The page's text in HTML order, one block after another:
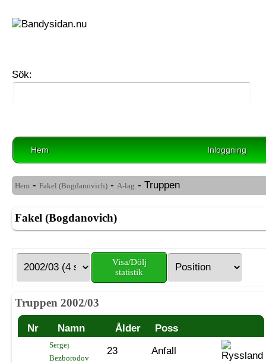
Sök:
Hem Inloggning
Hem - Fakel (Bogdanovich) - A-lag - Truppen
Fakel (Bogdanovich)
Visa/Dölj
statistik
Truppen 2002/03
Nr Namn Ålder Poss
Sergej
Bezborodov
23 Anfall